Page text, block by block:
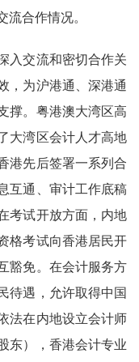
流合作情况。
入交流和密切合作关
， 为沪港通、深港通
撑。 粤港澳大湾区高
大湾区会计人才高地
港先后签署一系列合
互通
、审计工作底稿
考试开放方面，内地
格考试向香港居民开
豁免。在会计服务方
待遇，允许取得中国
法在内地设立会计师
东），香港会计专业